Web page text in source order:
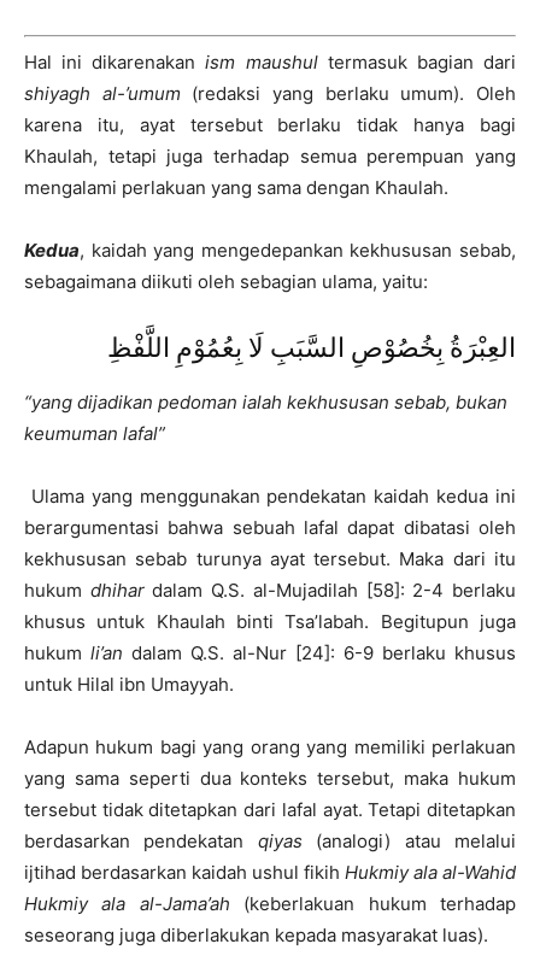
Hal ini dikarenakanism maushultermasuk bagian dari
shiyagh al-’umum(redaksi yang berlaku umum). Oleh
karena itu, ayat tersebut berlaku tidak hanya bagi
Khaulah, tetapi juga terhadap semua perempuan yang
mengalami perlakuan yang sama dengan Khaulah.
Kedua, kaidah yang mengedepankan kekhususan sebab,
sebagaimana diikuti oleh sebagian ulama, yaitu:
العِبْرَةُ بِخُصُوْصِ السَّبَبِ لَا بِعُمُوْمِ اللَّفْظِ
“yang dijadikan pedoman ialah kekhususan sebab, bukan
keumuman lafal”
Ulama yang menggunakan pendekatan kaidah kedua ini
berargumentasi bahwa sebuah lafal dapat dibatasi oleh
kekhususan sebab turunya ayat tersebut. Maka dari itu
hukum dhihardalam Q.S. al-Mujadilah [58]: 2-4 berlaku
khusus untuk Khaulah binti Tsa’labah. Begitupun juga
hukum li’an dalam Q.S. al-Nur [24]: 6-9 berlaku khusus
untuk Hilal ibn Umayyah.
Adapun hukum bagi yang orang yang memiliki perlakuan
yang sama seperti dua konteks tersebut, maka hukum
tersebut tidak ditetapkan dari lafal ayat. Tetapi ditetapkan
berdasarkan pendekatan qiyas (analogi) atau melalui
ijtihad berdasarkan kaidah ushul fikih Hukmiy ala al-Wahid
Hukmiy ala al-Jama’ah (keberlakuan hukum terhadap
seseorang juga diberlakukan kepada masyarakat luas).